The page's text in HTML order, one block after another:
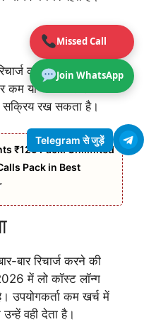
Missed Call
Join WhatsApp
की तुलना में लंबी होती
कम या अधिक राशि का
सक्रिय रख सकता है।
₹129 Pack: Unlimited
Pack in Best
बार रिचार्ज करने की
में लो कॉस्ट लॉन्ग
उपयोगकर्ता कम खर्च में
वही देता है।
Telegram से जुड़ें